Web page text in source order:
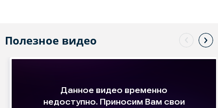
Полезное видео